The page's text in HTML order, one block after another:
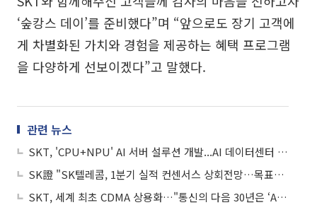
‘숲캉스 데이’를 준비했다”며 “앞으로도 장기 고객에
게 차별화된 가치와 경험을 제공하는 혜택 프로그램
을 다양하게 선보이겠다”고 말했다.
관련 뉴스
SKT, 'CPU+NPU' AI 서버 설루션 개발...AI 데이터센터 경쟁력 강화 나선다
SK證 "SK텔레콤, 1분기 실적 컨센서스 상회전망…목표가↑"
SKT, 세계 최초 CDMA 상용화…"통신의 다음 30년은 ‘AI 인프라’"